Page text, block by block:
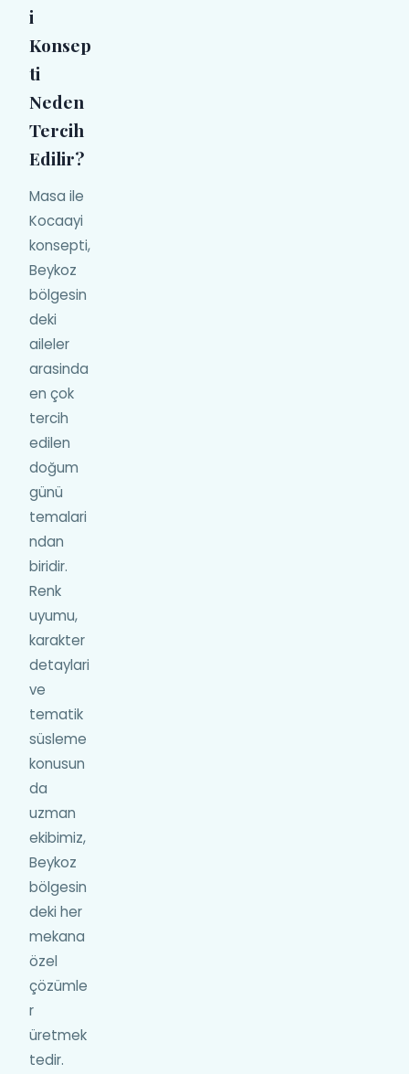
i
Konsep
ti
Neden
Tercih
Edilir?
Masa ile
Kocaayi
konsepti,
Beykoz
bölgesin
deki
aileler
arasinda
en çok
tercih
edilen
doğum
günü
temalari
ndan
biridir.
Renk
uyumu,
karakter
detaylari
ve
tematik
süsleme
konusun
da
uzman
ekibimiz,
Beykoz
bölgesin
deki her
mekana
özel
çözümle
r
üretmek
tedir.